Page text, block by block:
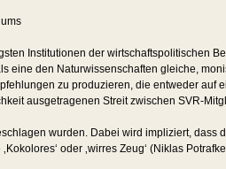
Institutionen der wirtschaftspolitischen
eine den Naturwissenschaften gleiche,
zu produzieren, die entweder auf
ausgetragenen Streit zwischen SVR-
wurden. Dabei wird impliziert, dass
oder ‚wirres Zeug‘ (Niklas